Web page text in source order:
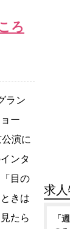
ろ
ラン
ー
演に
ンタ
目の
きは
たら
求
「